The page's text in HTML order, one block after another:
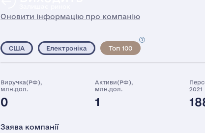
Оновити інформацію про компанію
США Електроніка Топ 100
Виручка(РФ),
млн.дол.
0
Активи(РФ),
млн.дол.
1
2021
Заява компанії